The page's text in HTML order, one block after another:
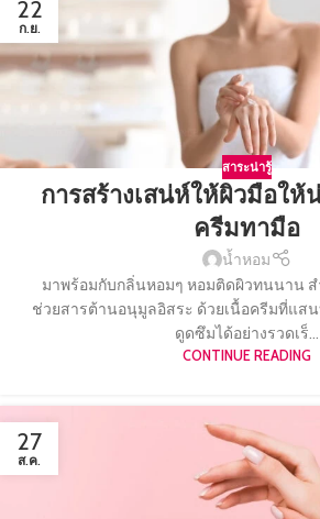
22
ก.ย.
สาระน่ารู้
การสร้างเสน่ห์ให้ผิวมือให้
ครีมทามือ
น้ำหอม
มาพร้อมกับกลิ่นหอมๆ หอมติดผิวทนนาน
ช่วยสารต้านอนุมูลอิสระ ด้วยเนื้อครีมที่แส
ดูดซึมได้อย่างรวดเร็...
CONTINUE READING
27
ส.ค.